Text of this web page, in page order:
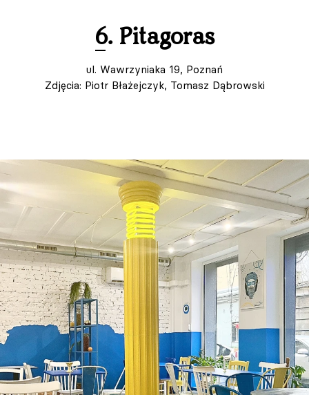
6. Pitagoras
ul. Wawrzyniaka 19, Poznań
Zdjęcia: Piotr Błażejczyk, Tomasz Dąbrowski